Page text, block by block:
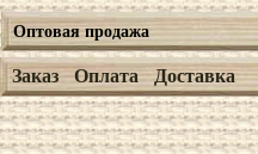
Оптовая продажа
Заказ Оплата Доставка